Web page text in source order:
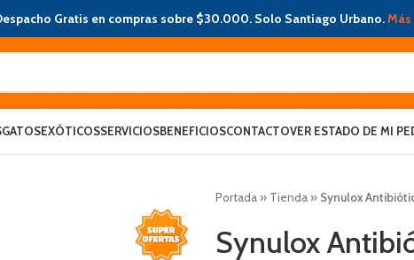
Gratis en compras sobre $30.000. Solo Santiago Urbano.
GATOSEXÓTICOSSERVICIOSBENEFICIOSCONTACTOVER ESTADO DE MI
Portada » Tienda » Synulox
Synulox